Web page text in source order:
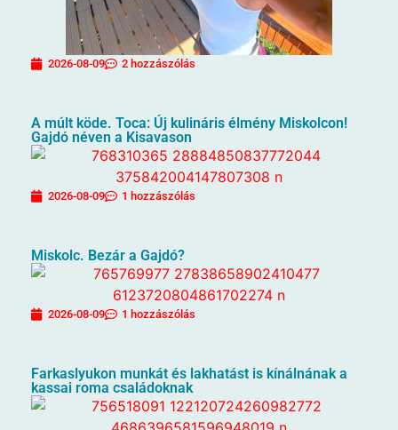
2026-08-09 2 hozzászólás
A múlt köde. Toca: Új kulináris élmény Miskolcon!
Gajdó néven a Kisavason
2026-08-09 1 hozzászólás
Miskolc. Bezár a Gajdó?
2026-08-09 1 hozzászólás
Farkaslyukon munkát és lakhatást is kínálnának a
kassai roma családoknak